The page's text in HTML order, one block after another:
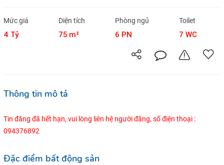
Mức giá
4 Tỷ
Diện tích
75 m²
Phòng ngủ
6 PN
Toilet
7 WC
Thông tin mô tả
Tin đăng đã hết hạn, vui lòng liên hệ người đăng, số điện thoại :
094376892
Đặc điểm bất động sản